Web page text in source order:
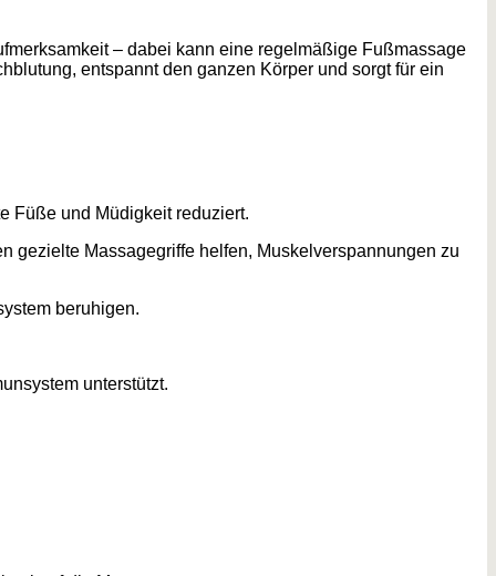
– dabei kann eine regelmäßige Fußmassage
entspannt den ganzen Körper und sorgt für ein
Füße und Müdigkeit reduziert.
gezielte Massagegriffe helfen, Muskelverspannungen zu
beruhigen.
unterstützt.